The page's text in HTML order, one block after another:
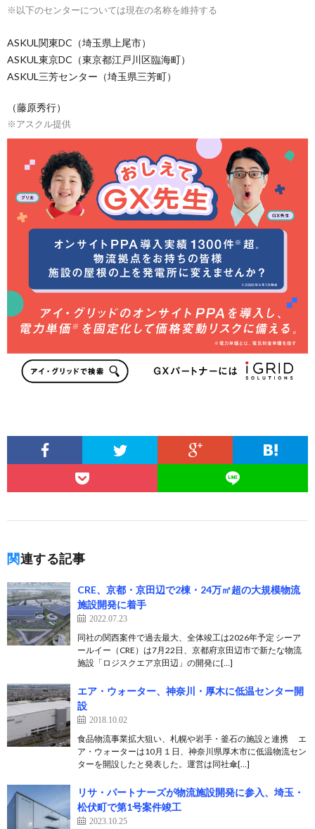
※以下のセンターについては現在の名称を維持する
ASKUL関東DC（埼玉県上尾市）
ASKUL東京DC（東京都江戸川区臨海町）
ASKUL三芳センター（埼玉県三芳町）
（藤原秀行）
※アスクル提供
関連する記事
CRE、京都・京田辺で2棟・24万㎡超の大規模物流
施設開発に着手
2022.07.23
同社の関西案件で過去最大、全体竣工は2026年予定 シーア
ールイー（CRE）は7月22日、京都府京田辺市で新たな物流
施設「ロジスクエア京田辺」の開発に[…]
エア・ウォーター、神奈川・厚木に低温センター開
設
2018.10.02
食品物流事業拡大狙い、札幌や岩手・釜石の施設と連携 エ
ア・ウォーターは10月１日、神奈川県厚木市に低温物流セン
ターを開設したと発表した。運営は同社傘[…]
リサ・パートナーズが物流施設開発に参入、埼玉・
松伏町で第1号案件竣工
2023.10.25